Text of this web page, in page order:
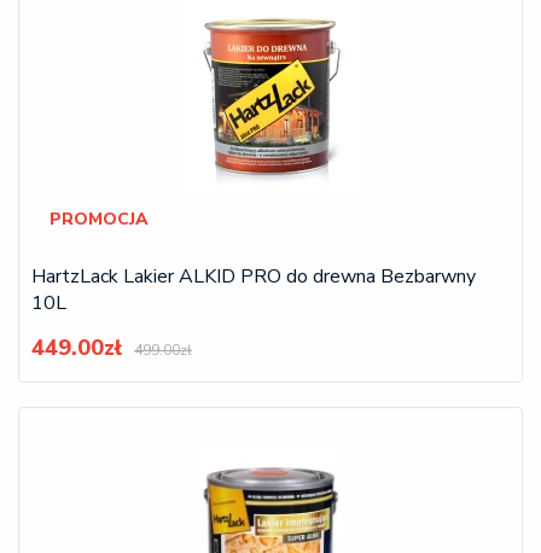
PROMOCJA
HartzLack Lakier ALKID PRO do drewna Bezbarwny
10L
449.00zł 499.00zł